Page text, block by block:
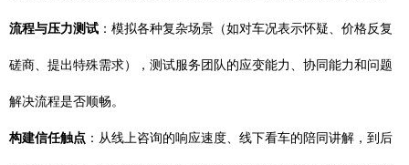
流程与压力测试 ：模拟各种复杂场景（如对车况表示怀疑、价格反复
磋商、提出特殊需求），测试服务团队的应变能力、协同能力和问题
解决流程是否顺畅。
构建信任触点 ：从线上咨询的响应速度、线下看车的陪同讲解，到后